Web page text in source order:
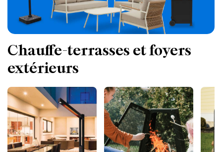
Chauffe-terrasses et foyers
extérieurs